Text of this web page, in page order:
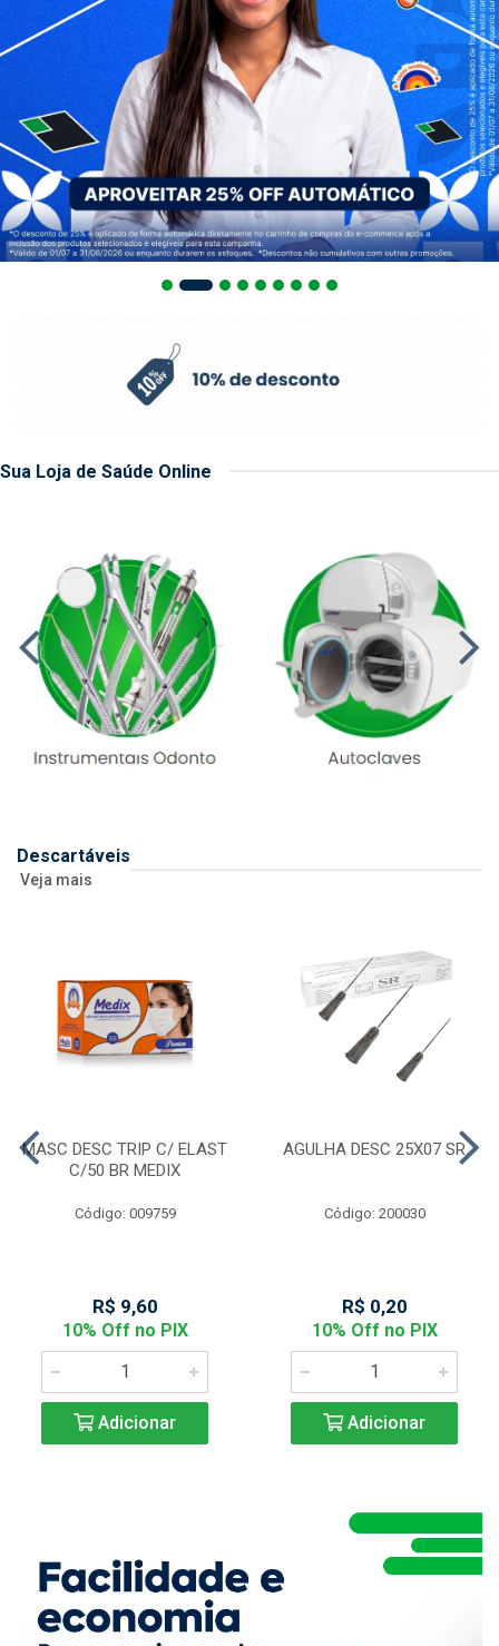
Sua Loja de Saúde Online
Descartáveis
Veja mais
MASC DESC TRIP C/ ELAST
C/50 BR MEDIX
Código: 009759
R$ 9,60
10% Off no PIX
Adicionar
AGULHA DESC 25X07 SR
Código: 200030
R$ 0,20
10% Off no PIX
Adicionar